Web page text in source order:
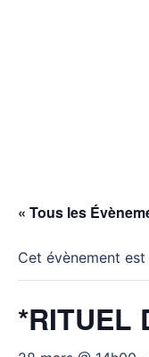
« Tous les
Cet évènement est
*RITUEL